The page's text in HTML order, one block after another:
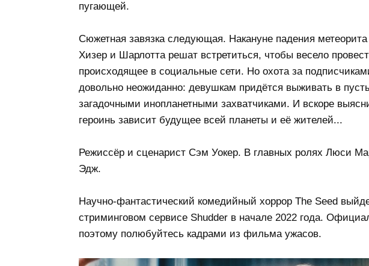
пугающей.
Сюжетная завязка следующая. Накануне падения
Хизер и Шарлотта решат встретиться, чтобы весело
происходящее в социальные сети. Но охота за
довольно неожиданно: девушкам придётся выживать в
загадочными инопланетными захватчиками. И вскоре
героинь зависит будущее всей планеты и её жителей...
Режиссёр и сценарист Сэм Уокер. В главных ролях Люси
Эдж.
Научно-фантастический комедийный хоррор The Seed
стриминговом сервисе Shudder в начале 2022 года.
поэтому полюбуйтесь кадрами из фильма ужасов.